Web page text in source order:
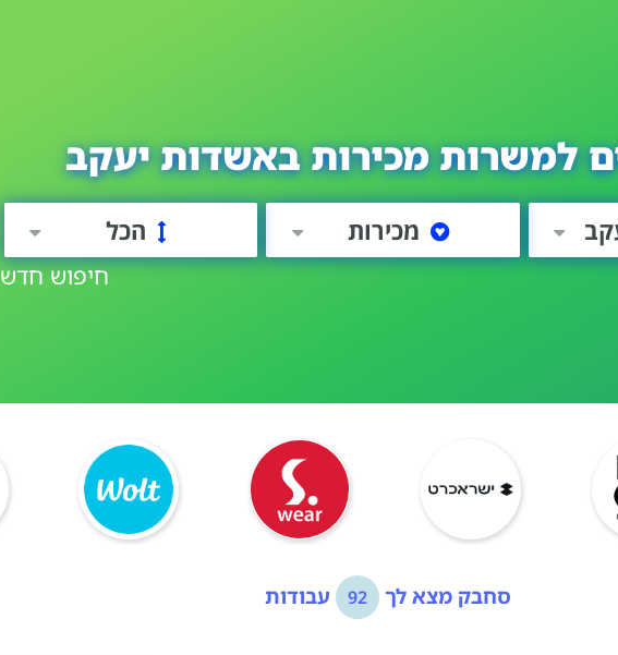
למשרות מכירות באשדות יעקב
מכירות הכל
חיפוש חדש
סחבק מצא לך 92 עבודות